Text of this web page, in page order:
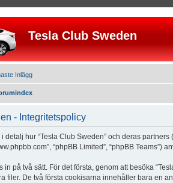
Tesla Club Sweden
Inlägg
- Integritetspolicy
hur “Tesla Club Sweden” och deras partners
“phpBB Limited”, “phpBB
in på två sätt. För det första, genom att besöka
filer. De två första cookisarna innehåller bara en